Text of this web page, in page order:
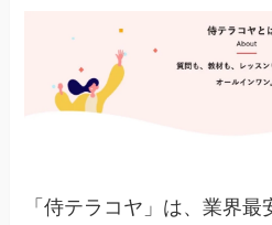
「侍テラコヤ」は、業界